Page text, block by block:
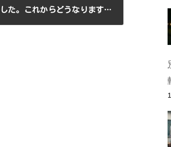
逮捕されました。これからどうなりますか？